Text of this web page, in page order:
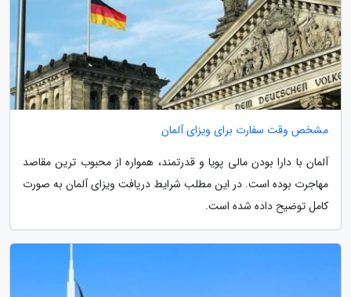
مشخص وقت سفارت برای ویزای آلمان
آلمان با دارا بودن مالی پویا و قدرتمند، همواره از محبوب ترین مقاصد
مهاجرت بوده است. در این مطلب شرایط دریافت ویزای آلمان به صورت
کامل توضیح داده شده است.